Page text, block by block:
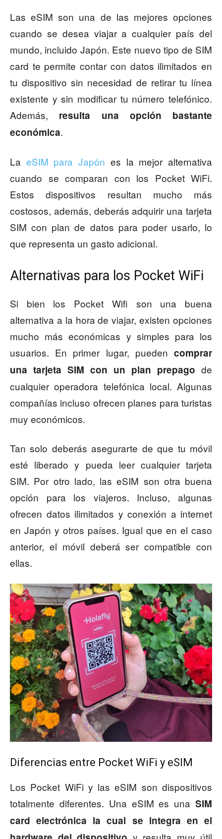
Las eSIM son una de las mejores opciones
cuando se desea viajar a cualquier país del
mundo, incluido Japón. Este nuevo tipo de SIM
card te permite contar con datos ilimitados en
tu dispositivo sin necesidad de retirar tu línea
existente y sin modificar tu número telefónico.
Además, resulta una opción bastante
económica.
La eSIM para Japón es la mejor alternativa
cuando se comparan con los Pocket WiFi.
Estos dispositivos resultan mucho más
costosos, además, deberás adquirir una tarjeta
SIM con plan de datos para poder usarlo, lo
que representa un gasto adicional.
Alternativas para los Pocket WiFi
Si bien los Pocket Wifi son una buena
alternativa a la hora de viajar, existen opciones
mucho más económicas y simples para los
usuarios. En primer lugar, pueden comprar
una tarjeta SIM con un plan prepago de
cualquier operadora telefónica local. Algunas
compañías incluso ofrecen planes para turistas
muy económicos.
Tan solo deberás asegurarte de que tu móvil
esté liberado y pueda leer cualquier tarjeta
SIM. Por otro lado, las eSIM son otra buena
opción para los viajeros. Incluso, algunas
ofrecen datos ilimitados y conexión a internet
en Japón y otros países. Igual que en el caso
anterior, el móvil deberá ser compatible con
ellas.
Diferencias entre Pocket WiFi y eSIM
Los Pocket WiFi y las eSIM son dispositivos
totalmente diferentes. Una eSIM es una SIM
card electrónica la cual se integra en el